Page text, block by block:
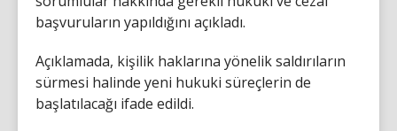
başvuruların yapıldığını açıkladı.
Açıklamada, kişilik haklarına yönelik saldırıların
sürmesi halinde yeni hukuki süreçlerin de
başlatılacağı ifade edildi.